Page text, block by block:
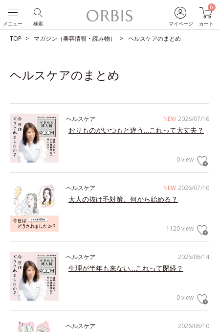
マイページ
0
カート
検索
メニュー
TOP マガジン（美容情報・読み物） ヘルスケアのまとめ
ヘルスケアのまとめ
NEW 2026/07/16
ヘルスケア
おりものがいつもと違う…これって大丈夫？
0 view
NEW 2026/07/10
ヘルスケア
大人の抜け毛対策、何から始める？
1120 view
2026/06/14
ヘルスケア
生理が半年も来ない…これって閉経？
0 view
2026/06/10
ヘルスケア